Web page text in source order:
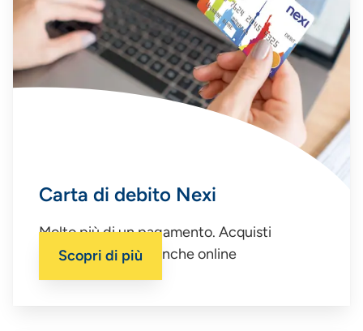
Carta di debito Nexi
Molto più di un pagamento. Acquisti
quotidiani e sicuri anche online
Scopri di più